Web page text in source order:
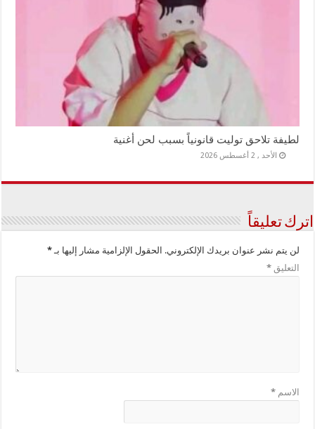
لطيفة تلاحق توليت قانونياً بسبب لحن أغنية
الأحد , 2 أغسطس 2026
اترك تعليقاً
لن يتم نشر عنوان بريدك الإلكتروني. الحقول الإلزامية مشار إليها بـ*
التعليق*
الاسم*